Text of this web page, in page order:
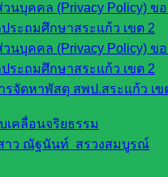
นบุคคล (Privacy Policy) ข
ระถมศึกษาสระแก้ว เขต 2
นบุคคล (Privacy Policy) ข
ระถมศึกษาสระแก้ว เขต 2
รจัดหาพัสดุ สพป.สระแก้ว เข
เคลื่อนจริยธรรม
าว ณัฐนันท์ สรวงสมบูรณ์